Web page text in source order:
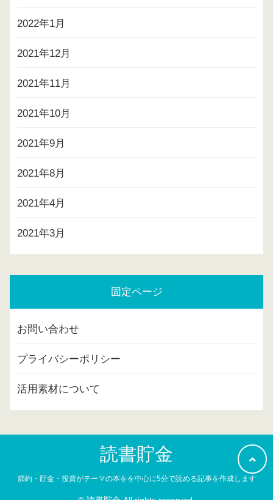
2022年1月
2021年12月
2021年11月
2021年10月
2021年9月
2021年8月
2021年4月
2021年3月
固定ページ
お問い合わせ
プライバシーポリシー
活用素材について
読書貯金
節約・貯金・投資がテーマの本をを中心に5分で読める記事を作成します